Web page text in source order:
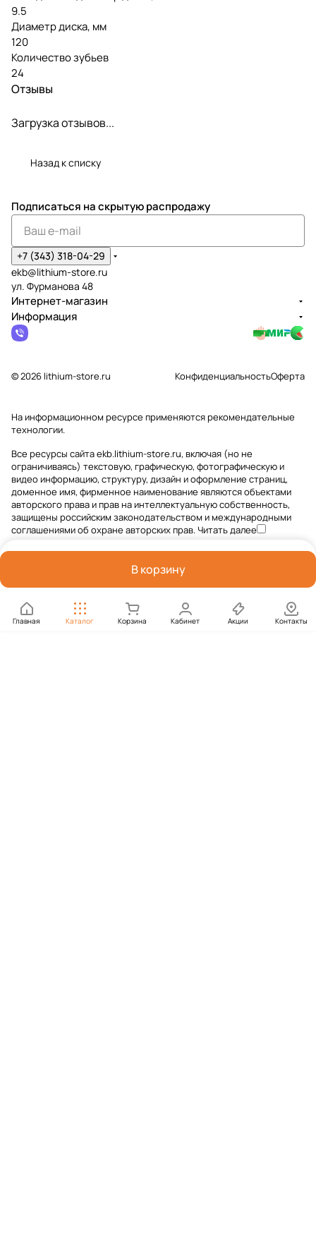
9.5
Диаметр диска, мм
120
Количество зубьев
24
Отзывы
Загрузка отзывов...
Назад к списку
В корзину
Главная Каталог Корзина Кабинет Акции Контакты
Подписаться на скрытую распродажу
+7 (343) 318-04-29
ekb@lithium-store.ru
ул. Фурманова 48
Интернет-магазин
Информация
© 2026 lithium-store.ru КонфиденциальностьОферта
На информационном ресурсе применяютсярекомендательные
технологии.
Все ресурсы сайта ekb.lithium-store.ru, включая (но не
ограничиваясь) текстовую, графическую, фотографическую и
видео информацию, структуру, дизайн и оформление страниц,
доменное имя, фирменное наименование являются объектами
авторского права и прав на интеллектуальную собственность,
защищены российским законодательством и международными
соглашениями об охране авторских прав.Читать далее